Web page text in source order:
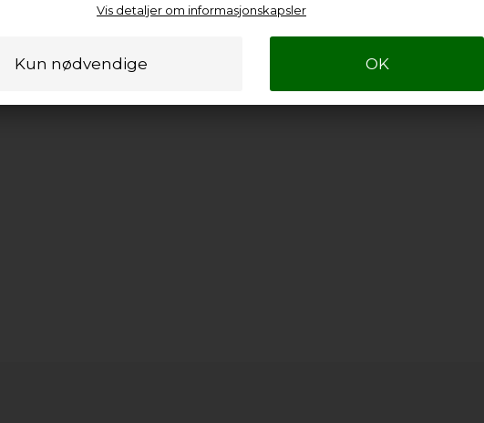
Vis detaljer om informasjonskapsler